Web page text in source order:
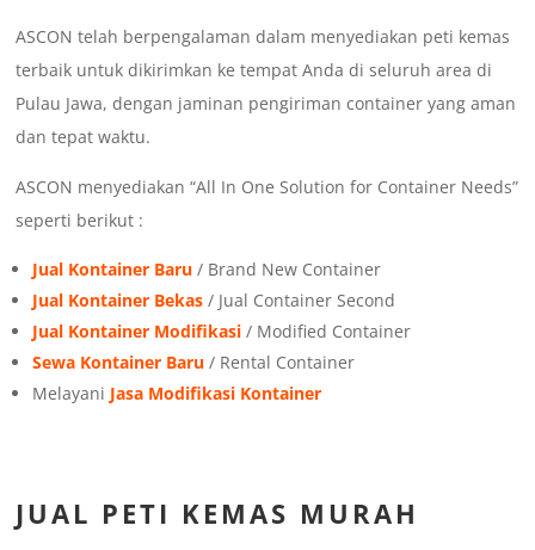
ASCON telah berpengalaman dalam menyediakan peti kemas
terbaik untuk dikirimkan ke tempat Anda di seluruh area di
Pulau Jawa, dengan jaminan pengiriman container yang aman
dan tepat waktu.
ASCON menyediakan “All In One Solution for Container Needs”
seperti berikut :
Jual Kontainer Baru / Brand New Container
Jual Kontainer Bekas / Jual Container Second
Jual Kontainer Modifikasi / Modified Container
Sewa Kontainer Baru / Rental Container
Melayani Jasa Modifikasi Kontainer
JUAL PETI KEMAS MURAH